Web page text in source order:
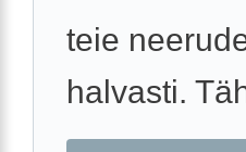
teie
halvasti.